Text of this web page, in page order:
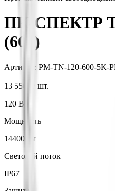
ПК-СПЕКТР
(600)
Артикул: PM-TN-120-600-5K-
13 556 ₽ / шт.
120 Вт
Мощность
14400 лм
Световой поток
IP67